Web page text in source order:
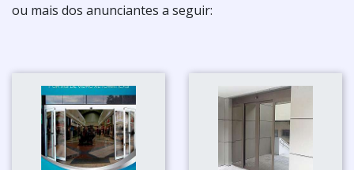
ou mais dos anunciantes a seguir: